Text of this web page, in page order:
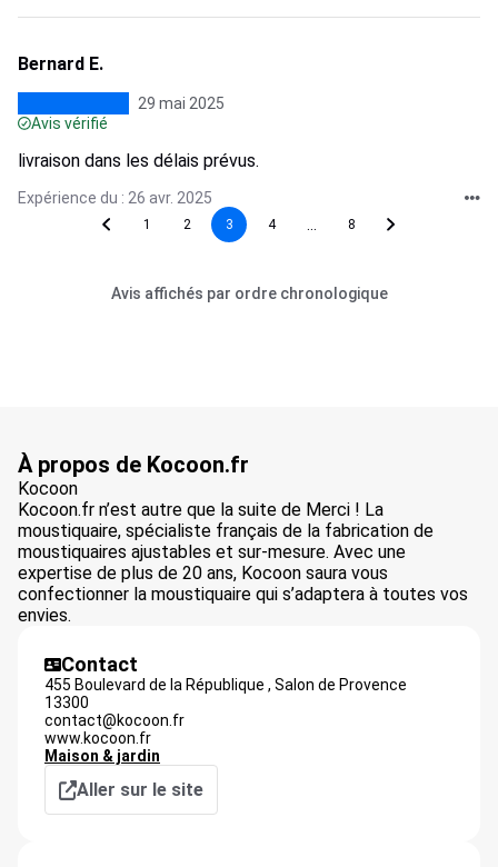
Bernard E.
29 mai 2025
Avis vérifié
livraison dans les délais prévus.
Expérience du : 26 avr. 2025
1 2 3 4 8
Avis affichés par ordre chronologique
À propos de Kocoon.fr
Kocoon
Kocoon.fr n’est autre que la suite de Merci ! La
moustiquaire, spécialiste français de la fabrication de
moustiquaires ajustables et sur-mesure. Avec une
expertise de plus de 20 ans, Kocoon saura vous
confectionner la moustiquaire qui s’adaptera à toutes vos
envies.
Contact
455 Boulevard de la République , Salon de Provence
13300
contact@kocoon.fr
www.kocoon.fr
Maison & jardin
Aller sur le site